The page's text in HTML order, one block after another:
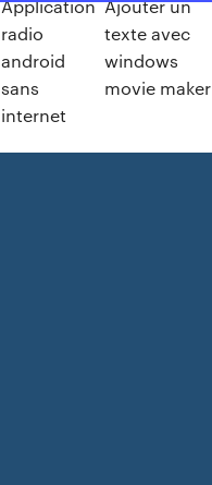
Application
radio
android
sans
internet
Ajouter un
texte avec
windows
movie maker